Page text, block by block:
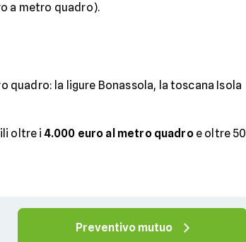
a metro quadro).
quadro: la ligure Bonassola, la toscana Isola
oltre i4.000 euro al metro quadroe oltre 50
Preventivo mutuo